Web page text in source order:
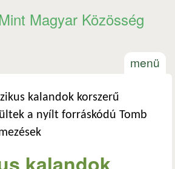
Magyar Közösség
menü
kalandok korszerű
a nyílt forráskódú Tomb